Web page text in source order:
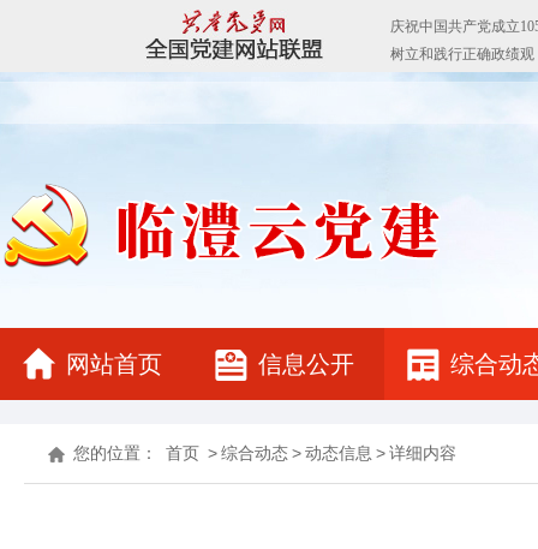
网站首页 信息公开 综合动
您的位置： 首页 >综合动态>动态信息 >详细内容